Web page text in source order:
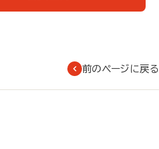
前のページに戻る